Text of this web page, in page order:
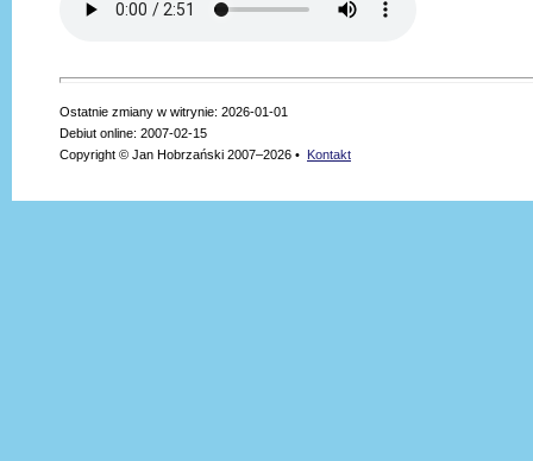
Ostatnie zmiany w witrynie: 2026-01-01
Debiut online: 2007-02-15
Copyright © Jan Hobrzański 2007–2026 • Kontakt